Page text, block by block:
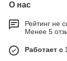
О нас
Рейтинг не
Менее 5
Работает с